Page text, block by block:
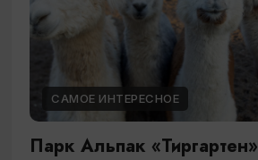
САМОЕ ИНТЕРЕСНОЕ
Парк Альпак «Тиргартен»